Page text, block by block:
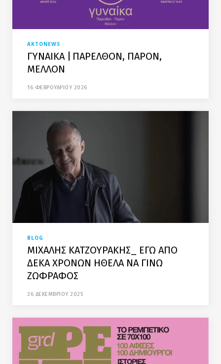
AKTONEWS
ΓΥΝΑΙΚΑ | ΠΑΡΕΛΘΟΝ, ΠΑΡΟΝ,
ΜΕΛΛΟΝ
16 ΦΕΒΡΟΥΑΡΙΟΥ 2026
BLOG
ΜΙΧΑΛΗΣ ΚΑΤΖΟΥΡΑΚΗΣ_ ΕΓΩ ΑΠΟ
ΔΕΚΑ ΧΡΟΝΩΝ ΗΘΕΛΑ ΝΑ ΓΙΝΩ
ΖΩΦΡΑΦΟΣ
26 ΔΕΚΕΜΒΡΙΟΥ 2025